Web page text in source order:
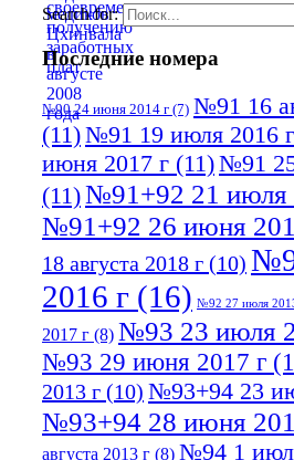
Search for:
Последние номера
№90 24 июня 2014 г (7) №91 16
(11)№91 19 июля 2016 г
июня 2017 г (11)№91
(11)№91+92 21 июля
№91+92 26 июня
18 августа 2018 г (10)
2016 г (16) №92 27 июля
2017 г (8) №93 23 июля
№93 29 июня 2017 г
2013 г (10) №93+94 23
№93+94 28 июня
августа 2013 г (8) №94 1